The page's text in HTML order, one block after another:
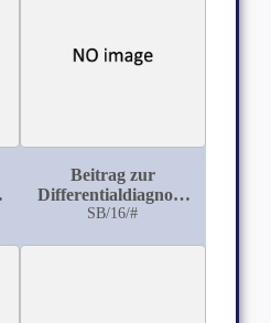
Beitrag zur
Differentialdiagnose
der Herkunft von
SB/16/#